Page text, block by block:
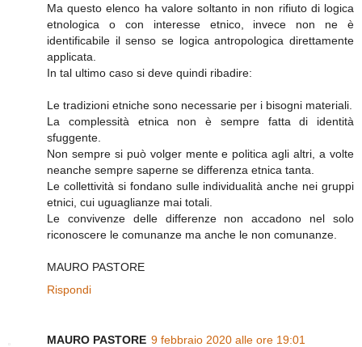
Ma questo elenco ha valore soltanto in non rifiuto di logica
etnologica o con interesse etnico, invece non ne è
identificabile il senso se logica antropologica direttamente
applicata.
In tal ultimo caso si deve quindi ribadire:
Le tradizioni etniche sono necessarie per i bisogni materiali.
La complessità etnica non è sempre fatta di identità
sfuggente.
Non sempre si può volger mente e politica agli altri, a volte
neanche sempre saperne se differenza etnica tanta.
Le collettività si fondano sulle individualità anche nei gruppi
etnici, cui uguaglianze mai totali.
Le convivenze delle differenze non accadono nel solo
riconoscere le comunanze ma anche le non comunanze.
MAURO PASTORE
Rispondi
MAURO PASTORE 9 febbraio 2020 alle ore 19:01